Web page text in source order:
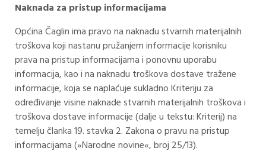
Naknada za pristup informacijama
Općina Čaglin ima pravo na naknadu stvarnih materijalnih
troškova koji nastanu pružanjem informacije korisniku
prava na pristup informacijama i ponovnu uporabu
informacija, kao i na naknadu troškova dostave tražene
informacije, koja se naplaćuje sukladno Kriteriju za
određivanje visine naknade stvarnih materijalnih troškova i
troškova dostave informacije (dalje u tekstu: Kriterij) na
temelju članka 19. stavka 2. Zakona o pravu na pristup
informacijama (»Narodne novine«, broj 25/13).